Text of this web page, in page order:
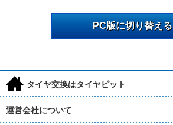
PC版に切り替える
h タイヤ交換はタイヤピット
運営会社について